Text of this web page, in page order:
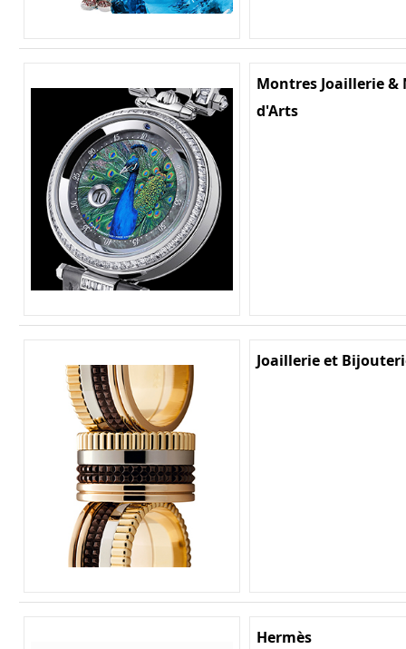
Montres Joaillerie &
d'Arts
Joaillerie et
Hermès